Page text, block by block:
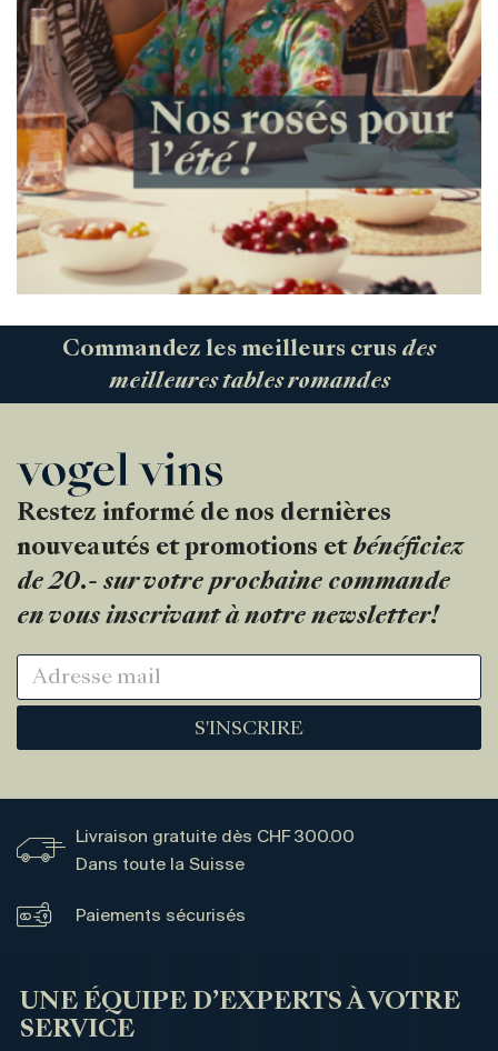
Commandez les meilleurs crus des
meilleures tables romandes
Restez informé de nos dernières
nouveautés et promotions et bénéficiez
de 20.- sur votre prochaine commande
en vous inscrivant à notre newsletter!
S'INSCRIRE
Livraison gratuite dès CHF 300.00
Dans toute la Suisse
Paiements sécurisés
UNE ÉQUIPE D’EXPERTS À VOTRE
SERVICE